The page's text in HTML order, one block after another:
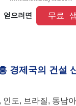
으려면 무료
경제국의 건설
인도, 브라질, 동남